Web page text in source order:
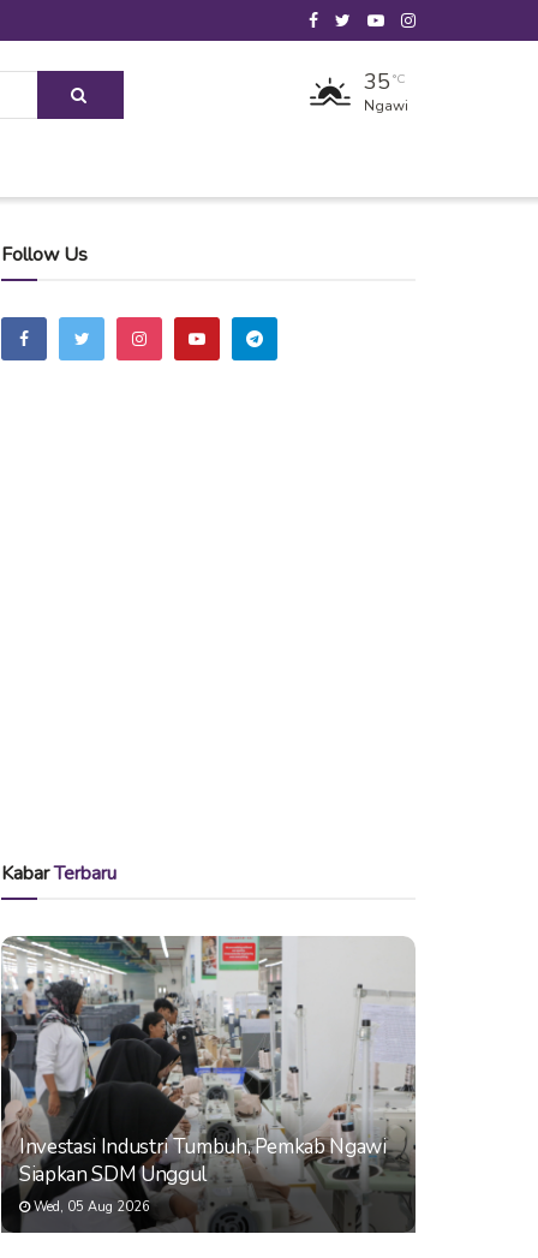
35 °C
Ngawi
Follow Us
KabarTerbaru
Investasi Industri Tumbuh, Pemkab Ngawi
Siapkan SDM Unggul
Wed, 05 Aug 2026